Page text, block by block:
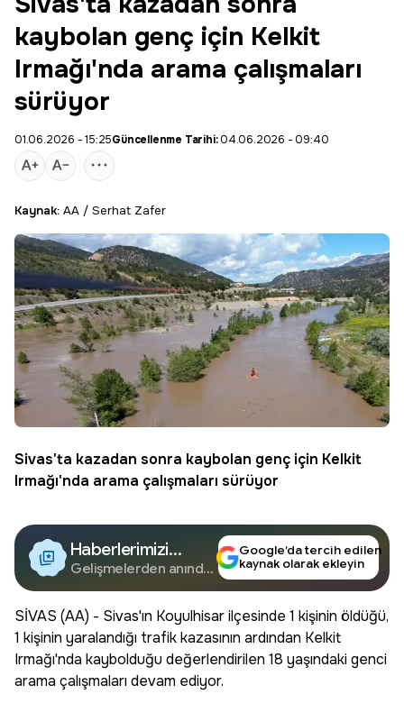
kaybolan genç için Kelkit
Irmağı'nda arama çalışmaları
sürüyor
01.06.2026 - 15:25Güncellenme Tarihi:04.06.2026 - 09:40
Kaynak: AA / Serhat Zafer
Sivas'ta kazadan sonra kaybolan genç için Kelkit
Irmağı'nda arama çalışmaları sürüyor
Haberlerimizi
Google'da Takip
Edin
Gelişmelerden anında
Google’da tercih edilen
kaynak olarak ekleyin
SİVAS (AA) - Sivas'ın Koyulhisar ilçesinde 1 kişinin öldüğü,
1 kişinin yaralandığı trafik kazasının ardından Kelkit
Irmağı'nda kaybolduğu değerlendirilen 18 yaşındaki genci
arama çalışmaları devam ediyor.